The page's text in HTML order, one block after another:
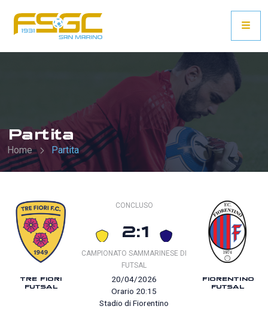
Partita
Home Partita
CONCLUSO
2:1
CAMPIONATO SAMMARINESE DI
FUTSAL
20/04/2026
Orario 20:15
Stadio di Fiorentino